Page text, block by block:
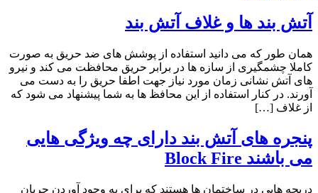
آتش بند ها و غلاف آتش بند
همان طور که می دانید استفاده از پوشش های ضد حریق به صورت
کاملا چشمگیری از سازه ها در برابر حریق محافظت می کند و نیرو
های آتش نشانی زمان مورد نیاز جهت اطفا حریق را به دست می
آورند. در کنار استفاده از این محافظ ها به شما پیشنهاد می شود که
از غلاف […]
پنجره های آتش بند دارای چه ویژگی هایی
می باشند Block Fire
دریچه هایی در ساختمان ها هستند که برای به وجود آوردن جریان